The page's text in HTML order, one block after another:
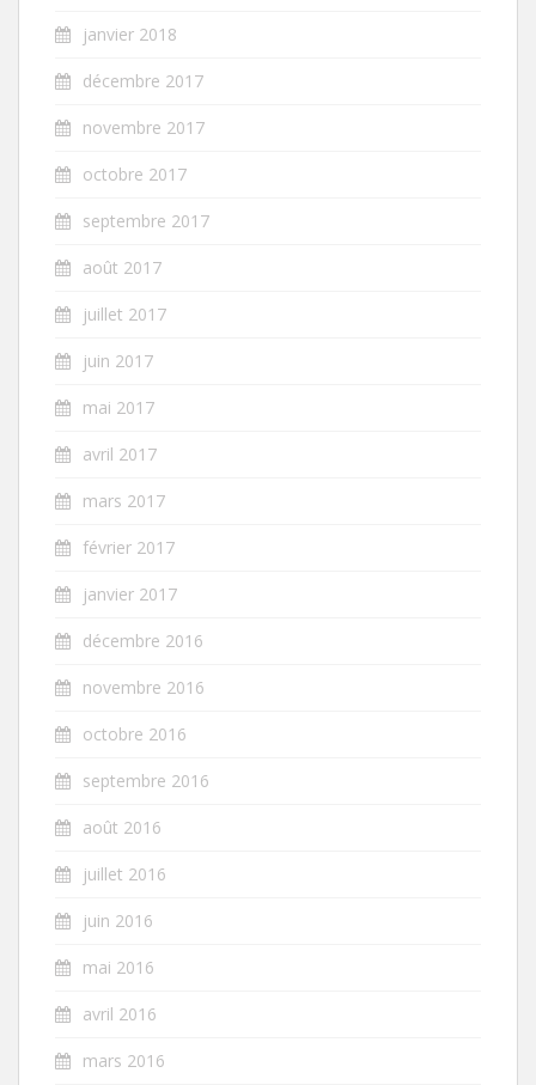
janvier 2018
décembre 2017
novembre 2017
octobre 2017
septembre 2017
août 2017
juillet 2017
juin 2017
mai 2017
avril 2017
mars 2017
février 2017
janvier 2017
décembre 2016
novembre 2016
octobre 2016
septembre 2016
août 2016
juillet 2016
juin 2016
mai 2016
avril 2016
mars 2016